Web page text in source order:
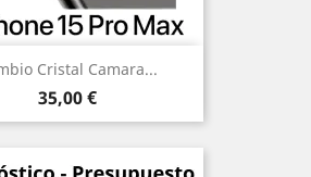
Cristal Camara...
Precio
35,00 €